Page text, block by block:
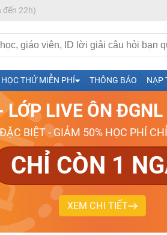
22h)
HỌC THỬ MIỄN PHÍ THÔNG BÁO NẠP
LỚP LIVE ÔN
BIỆT - GIẢM 50% HỌC PHÍ
CHỈ CÒN 1
XEM CHI TIẾT
Địa cùng Thầy Cô giỏi, nổi tiếng